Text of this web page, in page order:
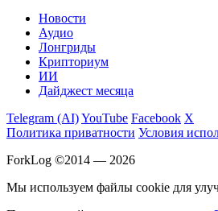
Новости
Аудио
Лонгриды
Крипториум
ИИ
Дайджест месяца
Telegram (AI)YouTube Facebook X
Политика приватности Условия
ForkLog ©2014 — 2026
Мы используем файлы cookie для